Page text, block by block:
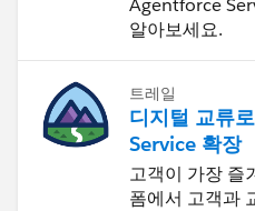
Agentforce
알아보세요.
트레일
디지털 교류
Service 확장
고객이 가장 즐
폼에서 고객과